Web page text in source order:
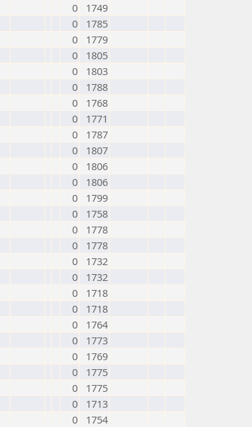
0
1749
0
1785
0
1779
0
1805
0
1803
0
1788
0
1768
0
1771
0
1787
0
1807
0
1806
0
1806
0
1799
0
1758
0
1778
0
1778
0
1732
0
1732
0
1718
0
1718
0
1764
0
1773
0
1769
0
1775
0
1775
0
1713
0
1754